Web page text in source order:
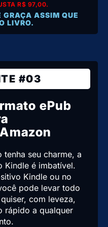
R$ 97,00.
GRAÇA ASSIM QUE
LIVRO.
#03
ePub
seu charme, a
Kindle é imbatível.
Kindle ou no
pode levar todo
com leveza,
rápido a qualquer